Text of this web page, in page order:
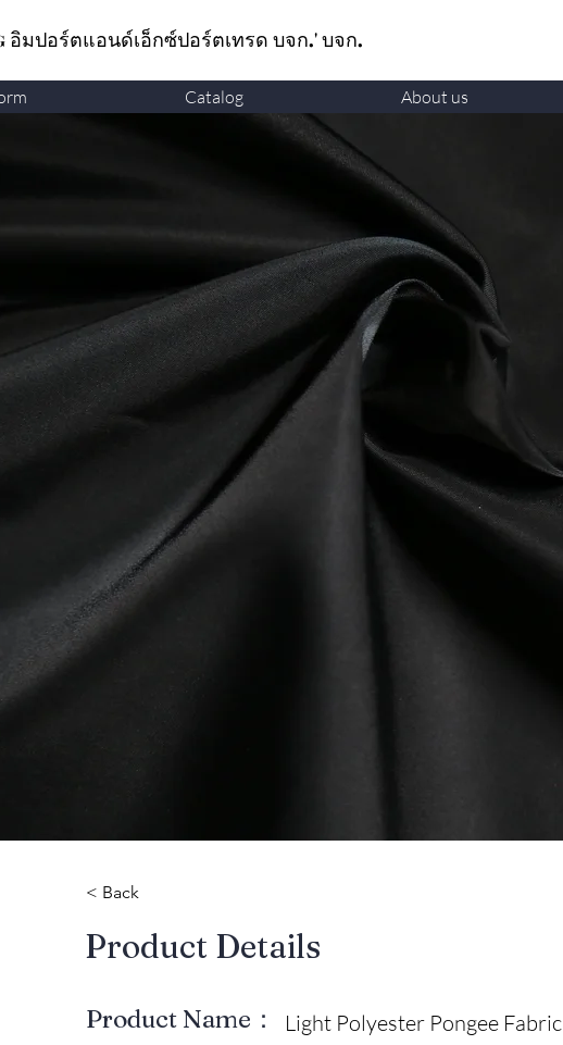
อิมปอร์ตแอนด์เอ็กซ์ปอร์ตเทรด บจก.' บจก.
Catalog About us
< Back
​Product Details
Product Name： Light Polyester Pongee Fabric